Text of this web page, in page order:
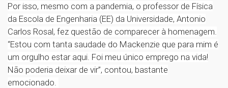
Por isso, mesmo com a pandemia, o professor de Física
da Escola de Engenharia (EE) da Universidade, Antonio
Carlos Rosal, fez questão de comparecer à homenagem.
“Estou com tanta saudade do Mackenzie que para mim é
um orgulho estar aqui. Foi meu único emprego na vida!
Não poderia deixar de vir”, contou, bastante
emocionado.